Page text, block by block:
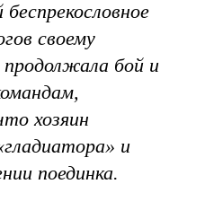
своему
продолжала бой и
хозяин
и
поединка.